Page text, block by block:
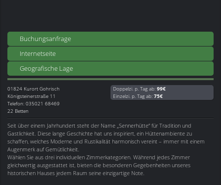
Buchungsanfrage
Internetseite
Geografische Lage
01824 Kurort Gohrisch
Königsteinerstraße 11
Telefon: 035021 68469
22 Betten
Doppelzi. p. Tag ab: 99€
Einzelzi. p. Tag ab: 75€
Seit über einem Jahrhundert steht der Name „Sennerhütte“ für Tradition und
Gastlichkeit. Diese lange Geschichte hat uns inspiriert, ein Hüttenambiente zu
schaffen, welches Moderne und Rustikalität harmonisch vereint – immer mit einem
Augenmerk auf Gemütlichkeit.
Wählen Sie aus drei individuellen Zimmerkategorien. Während jedes Zimmer
gleichwertig ausgestattet ist, bieten die besonderen Gegebenheiten unseres
historischen Hauses jedem Raum seine einzigartige Note.